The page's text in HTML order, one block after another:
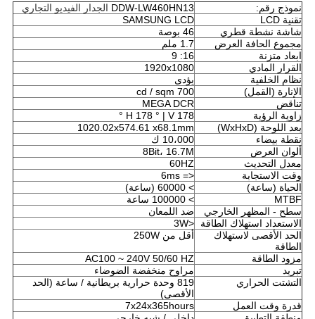
نموذج رقم:
DDW-LW460HN13 الجدار الفيديو التجاري
تقنية LCD
SAMSUNG LCD
شاشة نشطة قطري
46 بوصة
مجموع الحافة العرض
1.7 ملم
ابعاد متزنة
16: 9
القرار المادي
1920x1080
نظام الخلفية
يؤدى
الإنارة (القمل)
700 cd / sqm
تناقض
MEGA DCR
زاوية الرؤية
H 178 ° | V 178 °
بعد اللوحة (WxHxD)
1020.02x574.61x68.1mm
نقطة بيضاء
10،000 ك
ألوان العرض
8Bit، 16.7M
معدل التحديث
60HZ
وقت الاستجابة
<= 6ms
الحياة (ساعة)
> 60000 (ساعة)
MTBF
> 100000 ساعة
سطح - المظهر الخارجي
ضد اللمعان
الاستعداد استهلاك الطاقة
<3W
الحد الأقصى لاستهلاك
الطاقة
أقل من 250W
مزود الطاقة
AC100 ~ 240V 50/60 HZ
تبريد
مراوح منخفضة الضوضاء
التشتت الحراري
819 وحدة حرارية بريطانية / ساعة (الحد
الأقصى)
قدرة وقت العمل
7x24x365hours